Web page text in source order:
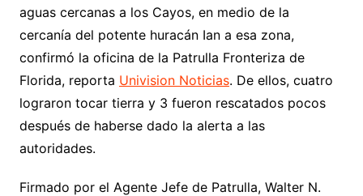
aguas cercanas a los Cayos, en medio de la
cercanía del potente huracán Ian a esa zona,
confirmó la oficina de la Patrulla Fronteriza de
Florida, reporta Univision Noticias. De ellos, cuatro
lograron tocar tierra y 3 fueron rescatados pocos
después de haberse dado la alerta a las
autoridades.
Firmado por el Agente Jefe de Patrulla, Walter N.